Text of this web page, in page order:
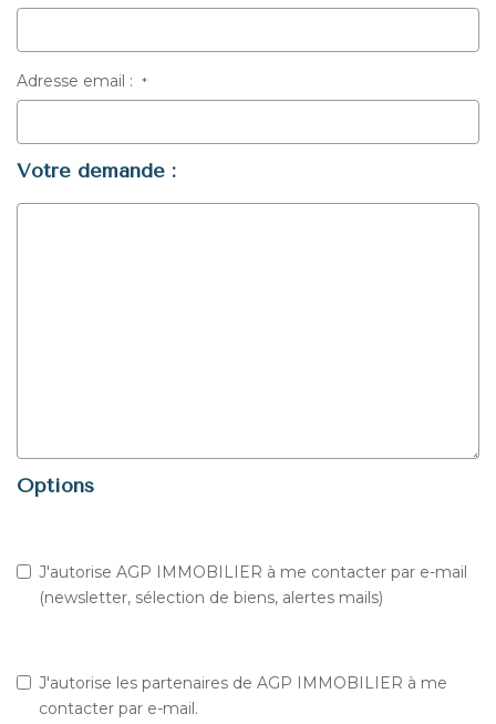
Adresse email : *
Votre demande :
Options
J'autorise AGP IMMOBILIER à me contacter par e-mail
(newsletter, sélection de biens, alertes mails)
J'autorise les partenaires de AGP IMMOBILIER à me
contacter par e-mail.